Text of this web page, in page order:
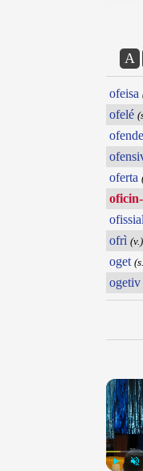
A
ofeisa
ofelé
ofende
oferta
ofissial
ofrì (v.)
oget
ogetiv